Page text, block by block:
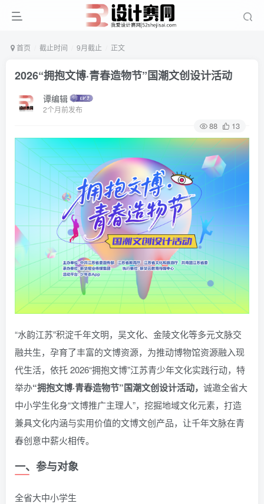
首页 截止时间 9月截止 正文
2026“拥抱文博·青春造物节”国潮文创设计活动
谭编辑
2个月前发布
88 13
“水韵江苏”积淀千年文明，吴文化、金陵文化等多元文脉交
融共生，孕育了丰富的文博资源，为推动博物馆资源融入现
代生活，依托 2026“拥抱文博”江苏青少年文化实践行动，特
举办“拥抱文博·青春造物节”国潮文创设计活动， 诚邀全省大
中小学生化身“文博推广主理人”，挖掘地域文化元素，打造
兼具文化内涵与实用价值的文博文创产品，让千年文脉在青
春创意中薪火相传。
一、参与对象
全省大中小学生